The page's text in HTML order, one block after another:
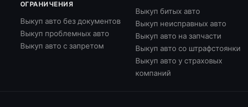
ОГРАНИЧЕНИЯ
Выкуп авто без документов
Выкуп проблемных авто
Выкуп авто с запретом
Выкуп битых авто
Выкуп неисправных авто
Выкуп авто на запчасти
Выкуп авто со штрафстоянки
Выкуп авто у страховых
компаний